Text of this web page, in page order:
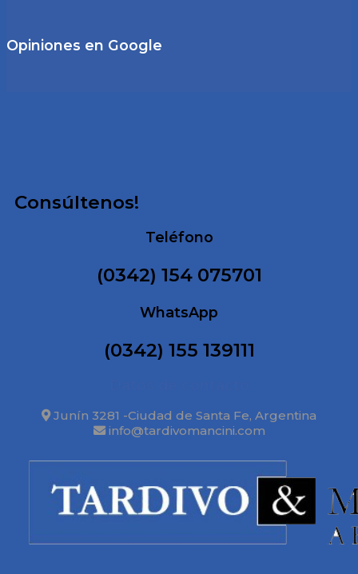
Opiniones en Google
Consúltenos!
Teléfono
(0342) 154 075701
WhatsApp
(0342) 155 139111
Junín 3281 -Ciudad de Santa Fe, Argentina
info@tardivomancini.com